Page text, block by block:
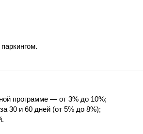
программе — от 3% до 10%;
30 и 60 дней (от 5% до 8%);